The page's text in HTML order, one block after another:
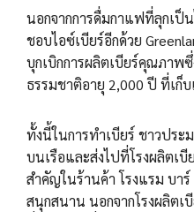
นอกจากการดื่มกาแฟที่ลุกเ
ชอบไอซ์เบียร์อีกด้วย
บุกเบิกการผลิตเบียร์คุณภาพ
ธรรมชาติอายุ 2,000 ปี ที่เก็บ
ทั้งนี้ในการทำเบียร์ ชาวประ
บนเรือและส่งไปที่โรงผลิตเบี
สำคัญในร้านค้า โรงแรม บา
สนุกสนาน นอกจากโรงผลิตเ